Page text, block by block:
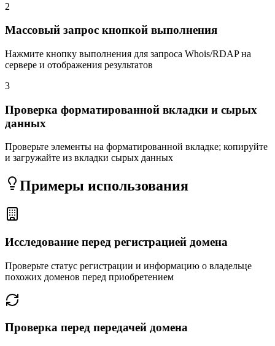
2
Массовый запрос кнопкой выполнения
Нажмите кнопку выполнения для запроса Whois/RDAP на
сервере и отображения результатов
3
Проверка форматированной вкладки и сырых
данных
Проверьте элементы на форматированной вкладке; копируйте
и загружайте из вкладки сырых данных
Примеры использования
Исследование перед регистрацией домена
Проверьте статус регистрации и информацию о владельце
похожих доменов перед приобретением
Проверка перед передачей домена